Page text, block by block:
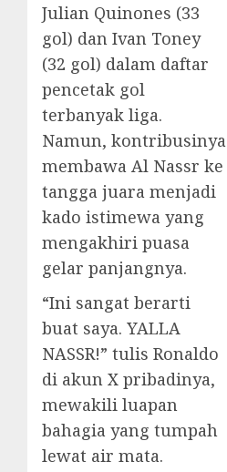
Julian Quinones (33
gol) dan Ivan Toney
(32 gol) dalam daftar
pencetak gol
terbanyak liga.
Namun, kontribusinya
membawa Al Nassr ke
tangga juara menjadi
kado istimewa yang
mengakhiri puasa
gelar panjangnya.
“Ini sangat berarti
buat saya. YALLA
NASSR!” tulis Ronaldo
di akun X pribadinya,
mewakili luapan
bahagia yang tumpah
lewat air mata.